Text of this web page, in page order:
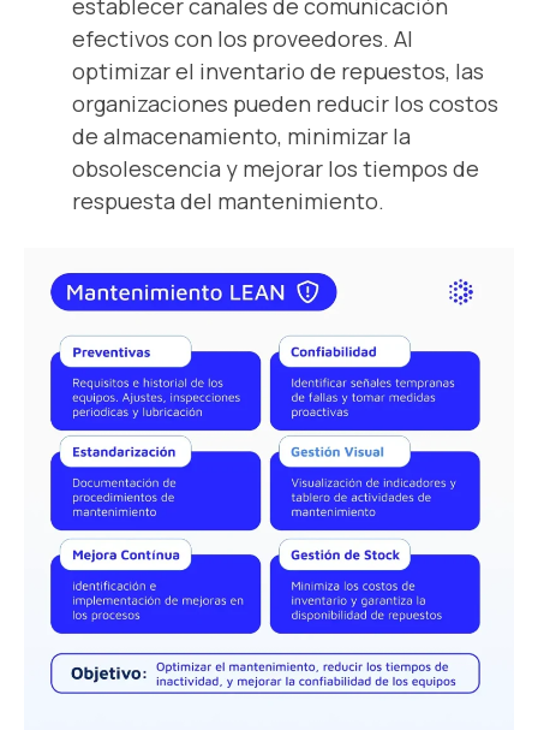
establecer canales de comunicación
efectivos con los proveedores. Al
optimizar el inventario de repuestos, las
organizaciones pueden reducir los costos
de almacenamiento, minimizar la
obsolescencia y mejorar los tiempos de
respuesta del mantenimiento.